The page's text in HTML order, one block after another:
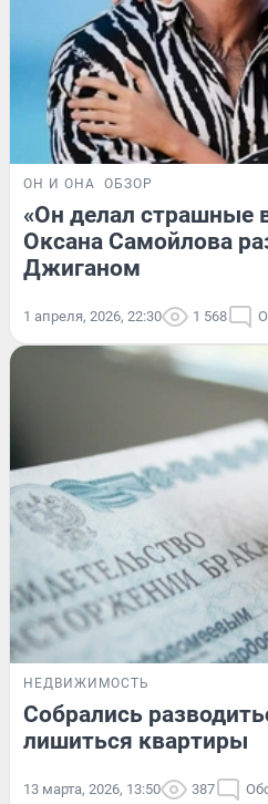
ОН И ОНА ОБЗОР
«Он делал страшные
Оксана Самойлова
Джиганом
1 апреля, 2026, 22:30 1 568
НЕДВИЖИМОСТЬ
Собрались
лишиться квартиры
13 марта, 2026, 13:50 387